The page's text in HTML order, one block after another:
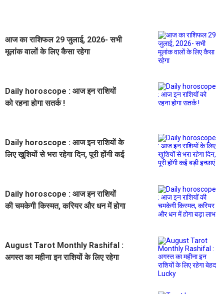
आज का राशिफल 29 जुलाई, 2026- सभी
मूलांक वालों के लिए कैसा रहेगा
Daily horoscope : आज इन राशियों
को रहना होगा सतर्क !
Daily horoscope : आज इन राशियों के
लिए खुशियों से भरा रहेगा दिन, पूरी होंगी कई
Daily horoscope : आज इन राशियों
की चमकेगी किस्मत, करियर और धन में होगा
August Tarot Monthly Rashifal :
अगस्त का महीना इन राशियों के लिए रहेगा